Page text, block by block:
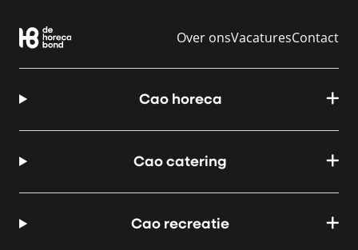
Over onsVacaturesContact
Cao horeca
Cao catering
Cao recreatie